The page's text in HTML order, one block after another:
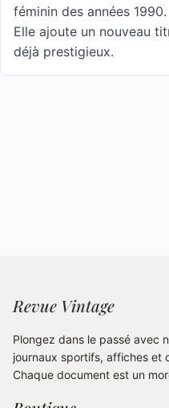
féminin des années 1990.
Elle ajoute un nouveau
déjà prestigieux.
Revue Vintage
Plongez dans le passé avec
journaux sportifs, affiches et
Chaque document est un